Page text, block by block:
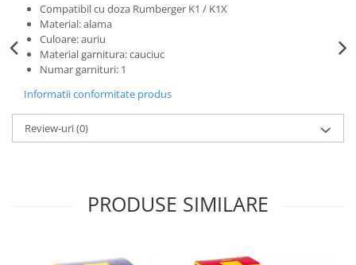
Compatibil cu doza Rumberger K1 / K1X
Material: alama
Culoare: auriu
Material garnitura: cauciuc
Numar garnituri: 1
Informatii conformitate produs
Review-uri(0)
PRODUSE SIMILARE